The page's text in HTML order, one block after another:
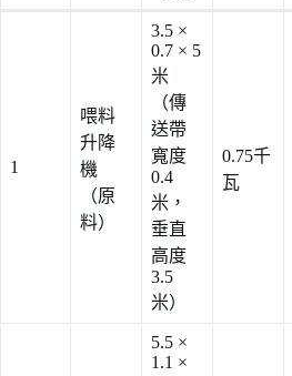
1
喂料
升降
機
（原
料）
3.5 ×
0.7 × 5
米
（傳
送帶
寬度
0.4
米，
垂直
高度
3.5
米）
0.75千
瓦
5.5 ×
1.1 ×